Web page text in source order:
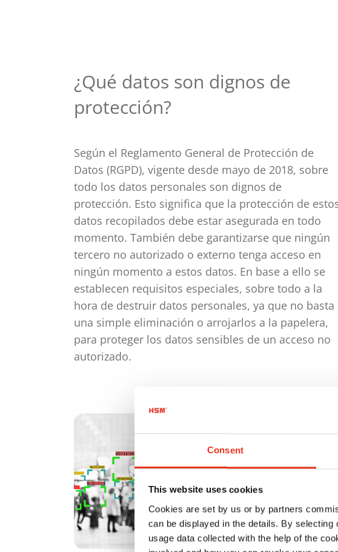
Consent
This website uses cookies
Cookies are set by us or by partners
can be displayed in the details. By
usage data collected with the help of the
¿Qué datos son dignos de
protección?
Según el Reglamento General de Protección de
Datos (RGPD), vigente desde mayo de 2018, sobre
todo los datos personales son dignos de
protección. Esto significa que la protección de
datos recopilados debe estar asegurada en todo
momento. También debe garantizarse que ningún
tercero no autorizado o externo tenga acceso en
ningún momento a estos datos. En base a ello se
establecen requisitos especiales, sobre todo a la
hora de destruir datos personales, ya que no basta
una simple eliminación o arrojarlos a la papelera,
para proteger los datos sensibles de un acceso no
autorizado.